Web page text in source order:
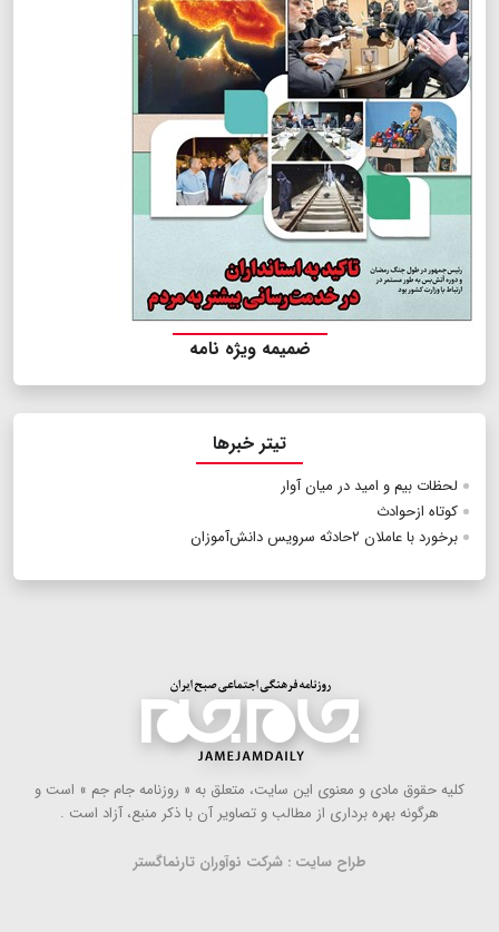
ضمیمه ویژه نامه
تیتر خبرها
لحظات بیم و امید در میان آوار
کوتاه‌ از‌حوادث
برخورد با عاملان ۲حادثه سرویس دانش‌آموزان
كلیه حقوق مادی و معنوی این سایت، متعلق به « روزنامه جام جم » است و
هرگونه بهره ‌برداری از مطالب و تصاویر آن با ذكر منبع، آزاد است .
طراح سایت : شرکت نوآوران تارنماگستر